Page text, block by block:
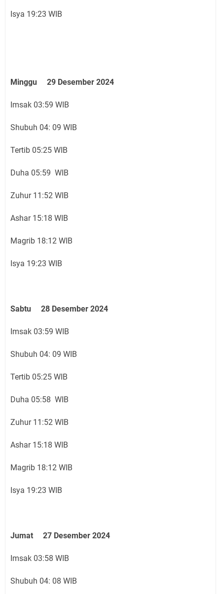
Isya 19:23 WIB
Minggu 29 Desember 2024
Imsak 03:59 WIB
Shubuh 04: 09 WIB
Tertib 05:25 WIB
Duha 05:59 WIB
Zuhur 11:52 WIB
Ashar 15:18 WIB
Magrib 18:12 WIB
Isya 19:23 WIB
Sabtu 28 Desember 2024
Imsak 03:59 WIB
Shubuh 04: 09 WIB
Tertib 05:25 WIB
Duha 05:58 WIB
Zuhur 11:52 WIB
Ashar 15:18 WIB
Magrib 18:12 WIB
Isya 19:23 WIB
Jumat 27 Desember 2024
Imsak 03:58 WIB
Shubuh 04: 08 WIB